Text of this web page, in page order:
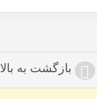
بازگشت به بالا